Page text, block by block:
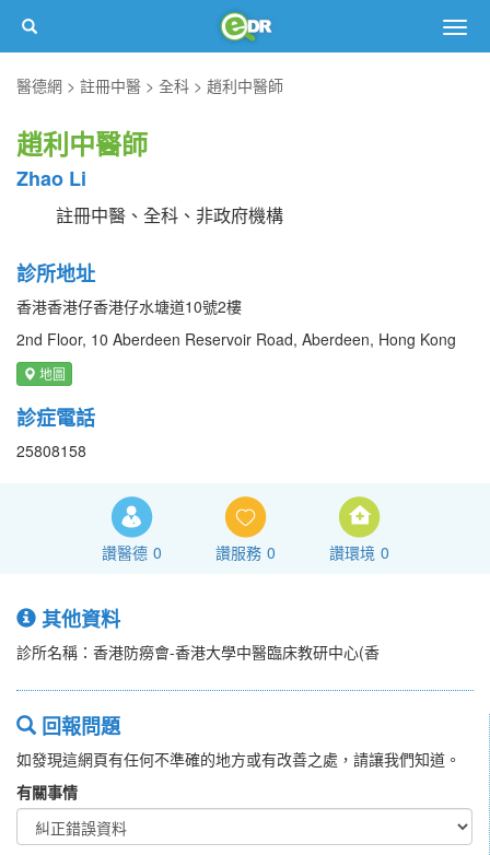
醫德網
註冊中醫 全科 趙利中醫師
趙利中醫師
Zhao Li
註冊中醫、全科、非政府機構
診所地址
香港香港仔香港仔水塘道10號2樓
2nd Floor, 10 Aberdeen Reservoir Road, Aberdeen, Hong Kong
地圖
診症電話
25808158
讚醫德 0 讚服務 0 讚環境 0
其他資料
診所名稱：香港防癆會-香港大學中醫臨床教研中心(香
回報問題
如發現這網頁有任何不準確的地方或有改善之處，請讓我們知道。
有關事情